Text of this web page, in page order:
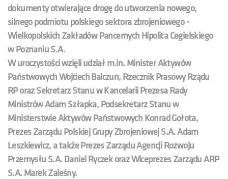
dokumenty otwierające drogę do utworzenia nowego,
silnego podmiotu polskiego sektora zbrojeniowego -
Wielkopolskich Zakładów Pancernych Hipolita Cegielskiego
w Poznaniu S.A.
W uroczystości wzięli udział m.in. Minister Aktywów
Państwowych Wojciech Balczun, Rzecznik Prasowy Rządu
RP oraz Sekretarz Stanu w Kancelarii Prezesa Rady
Ministrów Adam Szłapka, Podsekretarz Stanu w
Ministerstwie Aktywów Państwowych Konrad Gołota,
Prezes Zarządu Polskiej Grupy Zbrojeniowej S.A. Adam
Leszkiewicz, a także Prezes Zarządu Agencji Rozwoju
Przemysłu S.A. Daniel Ryczek oraz Wiceprezes Zarządu ARP
S.A. Marek Zaleśny.